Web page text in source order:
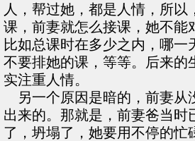
人，帮过她，都是人情，所以
课，前妻就怎么接课，她不能
比如总课时在多少之内，哪一
不要排她的课，等等。后来的
实注重人情。
另一个原因是暗的，前妻从
出来的。那就是，前妻爸当时
了，坍塌了，她要用不停的忙